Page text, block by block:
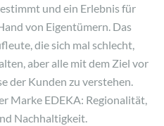
und ein Erlebnis für
von Eigentümern. Das
die sich mal schlecht,
aber alle mit dem Ziel vor
der Kunden zu verstehen.
Marke EDEKA: Regionalität,
Nachhaltigkeit.